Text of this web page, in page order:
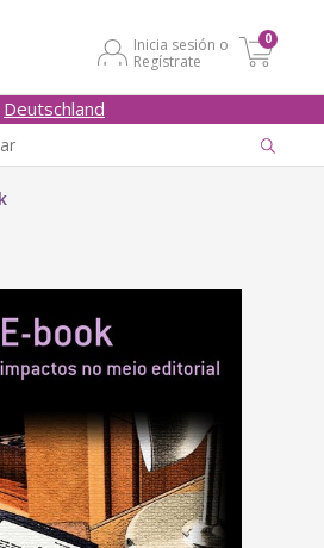
Inicia sesión o
Regístrate
0
Deutschland